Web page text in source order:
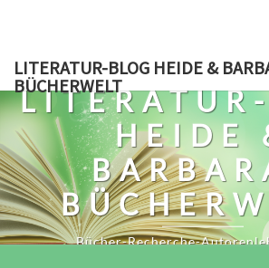
content
LITERATUR-BLOG HEIDE &
BÜCHERWELT
HEIDE
Bücher-Recherche-